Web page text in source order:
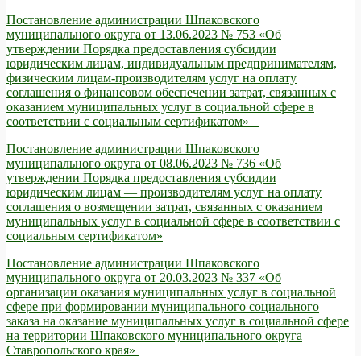
Постановление администрации Шпаковского
муниципального округа от 13.06.2023 № 753 «Об
утверждении Порядка предоставления субсидии
юридическим лицам, индивидуальным предпринимателям,
физическим лицам-производителям услуг на оплату
соглашения о финансовом обеспечении затрат, связанных с
оказанием муниципальных услуг в социальной сфере в
соответствии с социальным сертификатом»
Постановление администрации Шпаковского
муниципального округа от 08.06.2023 № 736 «Об
утверждении Порядка предоставления субсидии
юридическим лицам — производителям услуг на оплату
соглашения о возмещении затрат, связанных с оказанием
муниципальных услуг в социальной сфере в соответствии с
социальным сертификатом»
Постановление администрации Шпаковского
муниципального округа от 20.03.2023 № 337 «Об
организации оказания муниципальных услуг в социальной
сфере при формировании муниципального социального
заказа на оказание муниципальных услуг в социальной сфере
на территории Шпаковского муниципального округа
Ставропольского края»